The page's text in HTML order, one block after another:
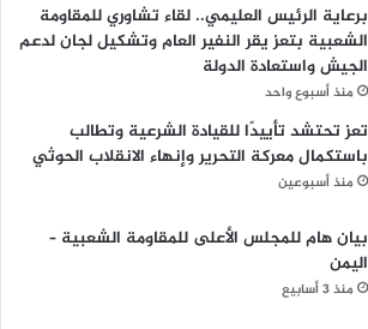
برعاية الرئيس العليمي.. لقاء تشاوري للمقاومة
الشعبية بتعز يقر النفير العام وتشكيل لجان لدعم
الجيش واستعادة الدولة
منذ أسبوع واحد
تعز تحتشد تأييدًا للقيادة الشرعية وتطالب
باستكمال معركة التحرير وإنهاء الانقلاب الحوثي
منذ أسبوعين
بيان هام للمجلس الأعلى للمقاومة الشعبية –
اليمن
منذ 3 أسابيع